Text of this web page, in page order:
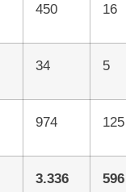
450 16
34 5
974 125
3.336 596